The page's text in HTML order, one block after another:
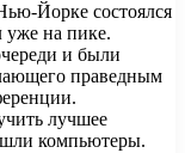
Йорке состоялся
уже на пике.
и были
праведным
лучшее
компьютеры.